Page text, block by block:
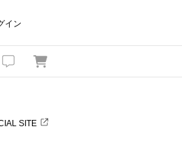
イン
SITE